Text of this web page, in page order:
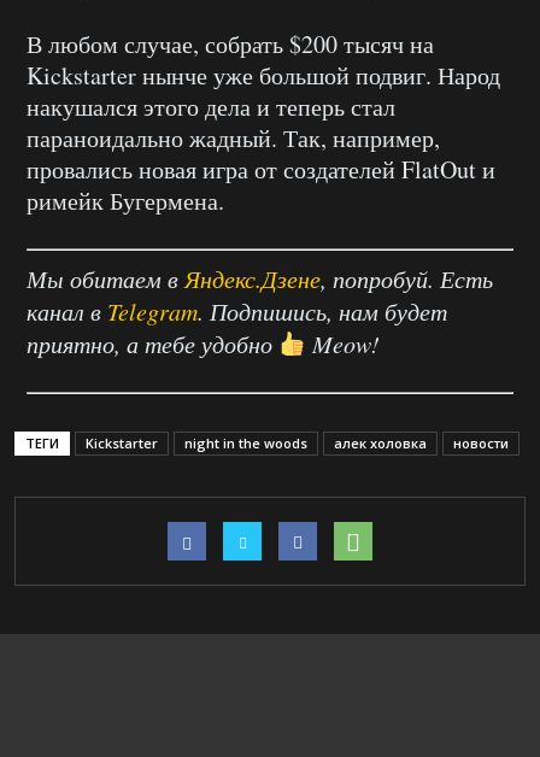
В любом случае, собрать $200 тысяч на
Kickstarter нынче уже большой подвиг. Народ
накушался этого дела и теперь стал
параноидально жадный. Так, например,
провались новая игра от создателей FlatOut и
римейк Бугермена.
Мы обитаем в Яндекс.Дзене, попробуй. Есть
канал в Telegram. Подпишись, нам будет
приятно, а тебе удобно
Meow!
ТЕГИ Kickstarter night in the woods алек холовка новости